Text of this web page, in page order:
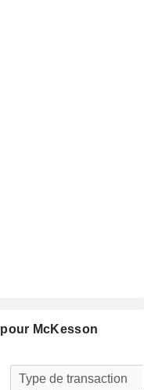
McKesson
Type de transaction